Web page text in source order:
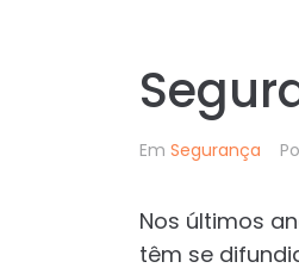
Em Segurança
Nos últimos
têm se